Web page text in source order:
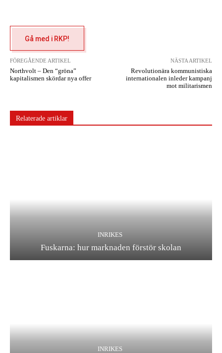
Gå med i RKP!
FÖREGÅENDE ARTIKEL
Northvolt – Den “gröna”
kapitalismen skördar nya offer
NÄSTA ARTIKEL
Revolutionära kommunistiska
internationalen inleder kampanj
mot militarismen
Relaterade artiklar
INRIKES
Fuskarna: hur marknaden förstör skolan
INRIKES